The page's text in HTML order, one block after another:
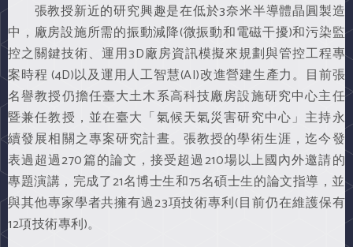
張教授新近的研究興趣是在低於3奈米半導體晶圓製造
中，廠房設施所需的振動減降(微振動和電磁干擾)和污染監
控之關鍵技術、運用3D廠房資訊模擬來規劃與管控工程專
案時程 (4D)以及運用人工智慧(AI)改進營建生產力。目前張
名譽教授仍擔任臺大土木系高科技廠房設施研究中心主任
暨兼任教授，並在臺大「氣候天氣災害研究中心」主持永
續發展相關之專案研究計晝。張教授的學術生涯，迄今發
表過超過270篇的論文，接受超過210場以上國內外邀請的
專題演講，完成了21名博士生和75名碩士生的論文指導，並
與其他專家學者共擁有過23項技術專利(目前仍在維護保有
12項技術專利)。